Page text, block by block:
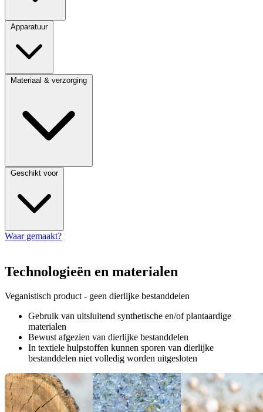
Apparatuur
Materiaal & verzorging
Geschikt voor
Waar gemaakt?
Technologieën en materialen
Veganistisch product - geen dierlijke bestanddelen
Gebruik van uitsluitend synthetische en/of plantaardige
materialen
Bewust afgezien van dierlijke bestanddelen
In textiele hulpstoffen kunnen sporen van dierlijke
bestanddelen niet volledig worden uitgesloten